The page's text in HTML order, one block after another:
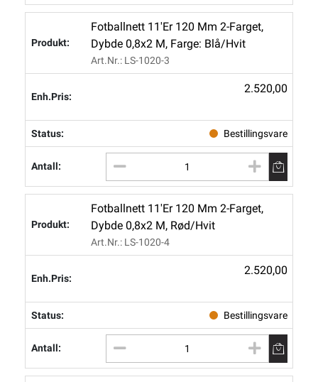
Fotballnett 11'er 120 Mm 2-Farget,
Dybde 0,8x2 M, Farge: Blå/hvit
Art.nr.: LS-1020-3
2.520,00
Bestillingsvare
Fotballnett 11'er 120 Mm 2-Farget,
Dybde 0,8x2 M, Rød/hvit
Art.nr.: LS-1020-4
2.520,00
Bestillingsvare